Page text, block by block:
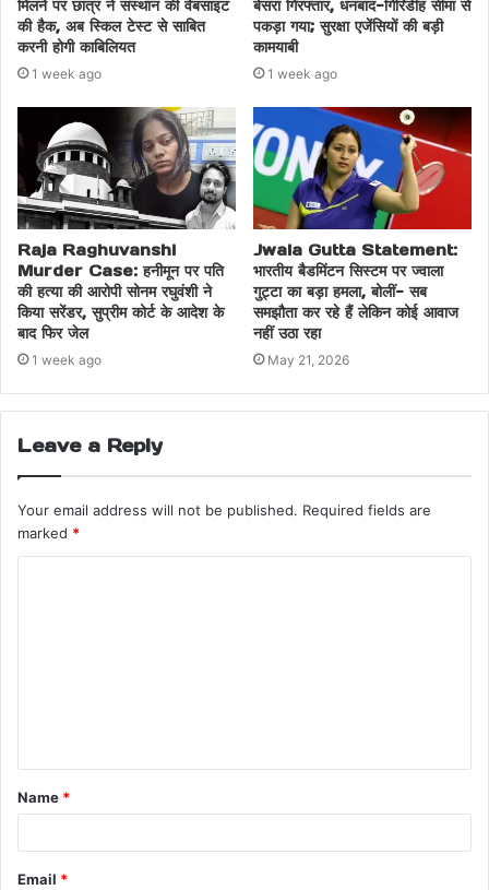
मिलने पर छात्र ने संस्थान की वेबसाइट
की हैक, अब स्किल टेस्ट से साबित
करनी होगी काबिलियत
1 week ago
बेसरा गिरफ्तार, धनबाद-गिरिडीह सीमा से
पकड़ा गया; सुरक्षा एजेंसियों की बड़ी
कामयाबी
1 week ago
Raja Raghuvanshi
Murder Case: हनीमून पर पति
की हत्या की आरोपी सोनम रघुवंशी ने
किया सरेंडर, सुप्रीम कोर्ट के आदेश के
बाद फिर जेल
1 week ago
Jwala Gutta Statement:
भारतीय बैडमिंटन सिस्टम पर ज्वाला
गुट्टा का बड़ा हमला, बोलीं- सब
समझौता कर रहे हैं लेकिन कोई आवाज
नहीं उठा रहा
May 21, 2026
Leave a Reply
Your email address will not be published. Required fields are
marked *
Name *
Email *